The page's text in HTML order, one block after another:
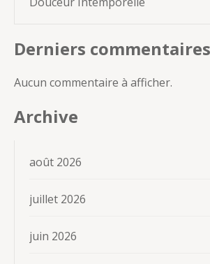
Derniers commentaires
Aucun commentaire à afficher.
Archive
août 2026
juillet 2026
juin 2026